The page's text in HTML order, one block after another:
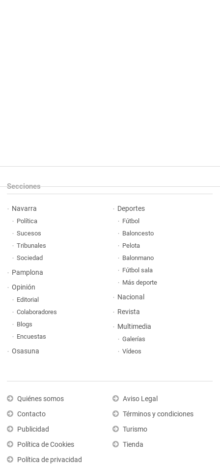
Secciones
Navarra
Política
Sucesos
Tribunales
Sociedad
Pamplona
Opinión
Editorial
Colaboradores
Blogs
Encuestas
Osasuna
Deportes
Fútbol
Baloncesto
Pelota
Balonmano
Fútbol sala
Más deporte
Nacional
Revista
Multimedia
Galerías
Vídeos
Quiénes somos
Contacto
Publicidad
Política de Cookies
Política de privacidad
Aviso Legal
Términos y condiciones
Turismo
Tienda